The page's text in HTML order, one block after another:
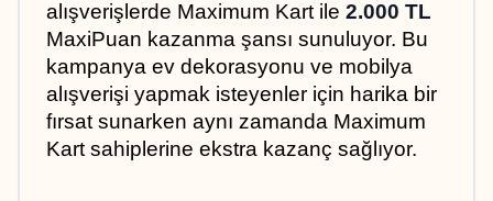
alışverişlerde Maximum Kart ile 2.000 TL
MaxiPuan kazanma şansı sunuluyor. Bu
kampanya ev dekorasyonu ve mobilya
alışverişi yapmak isteyenler için harika bir
fırsat sunarken aynı zamanda Maximum
Kart sahiplerine ekstra kazanç sağlıyor.